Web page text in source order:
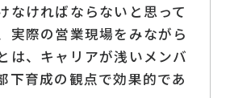
なければならないと思って
実際の営業現場をみながら
は、キャリアが浅いメンバ
下育成の観点で効果的であ